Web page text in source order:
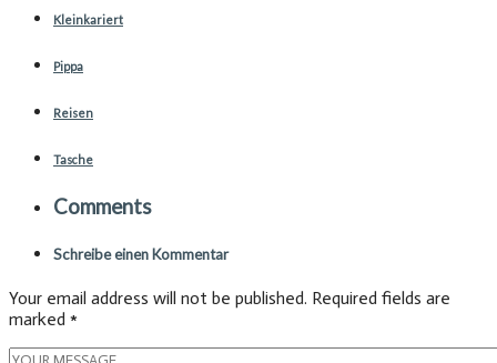
Kleinkariert
Pippa
Reisen
Tasche
Comments
Schreibe einen Kommentar
Your email address will not be published. Required fields are
marked *